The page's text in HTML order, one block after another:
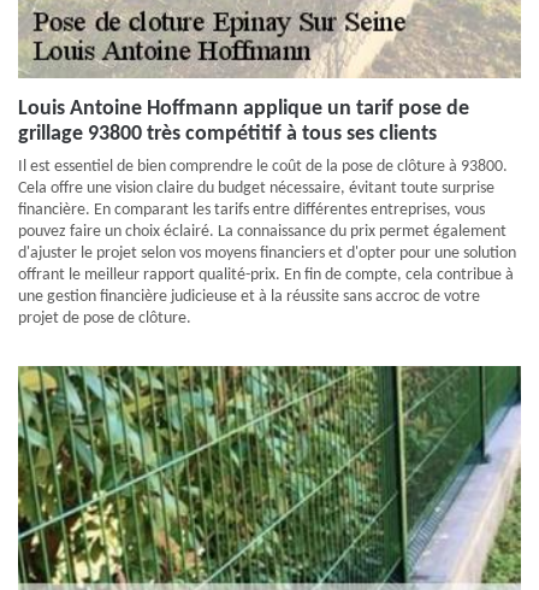
Louis Antoine Hoffmann applique un tarif pose de
grillage 93800 très compétitif à tous ses clients
Il est essentiel de bien comprendre le coût de la pose de clôture à 93800.
Cela offre une vision claire du budget nécessaire, évitant toute surprise
financière. En comparant les tarifs entre différentes entreprises, vous
pouvez faire un choix éclairé. La connaissance du prix permet également
d'ajuster le projet selon vos moyens financiers et d'opter pour une solution
offrant le meilleur rapport qualité-prix. En fin de compte, cela contribue à
une gestion financière judicieuse et à la réussite sans accroc de votre
projet de pose de clôture.